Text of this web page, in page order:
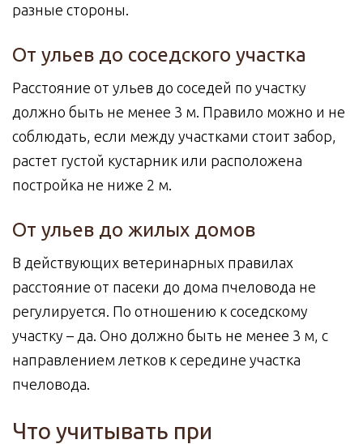
разные стороны.
От ульев до соседского участка
Расстояние от ульев до соседей по участку
должно быть не менее 3 м. Правило можно и не
соблюдать, если между участками стоит забор,
растет густой кустарник или расположена
постройка не ниже 2 м.
От ульев до жилых домов
В действующих ветеринарных правилах
расстояние от пасеки до дома пчеловода не
регулируется. По отношению к соседскому
участку – да. Оно должно быть не менее 3 м, с
направлением летков к середине участка
пчеловода.
Что учитывать при